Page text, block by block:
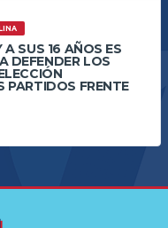
SUS 16 AÑOS ES
DEFENDER LOS
PARTIDOS FRENTE